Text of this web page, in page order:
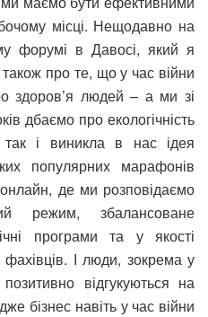
місці. Нещодавно на
форумі в Давосі, який я
також про те, що у час війни
здоров’я людей – а ми зі
дбаємо про екологічність
і виникла в нас ідея
популярних марафонів
де ми розповідаємо
режим, збалансоване
програми та у якості
фахівців. І люди, зокрема у
відгукуються на
бізнес навіть у час війни